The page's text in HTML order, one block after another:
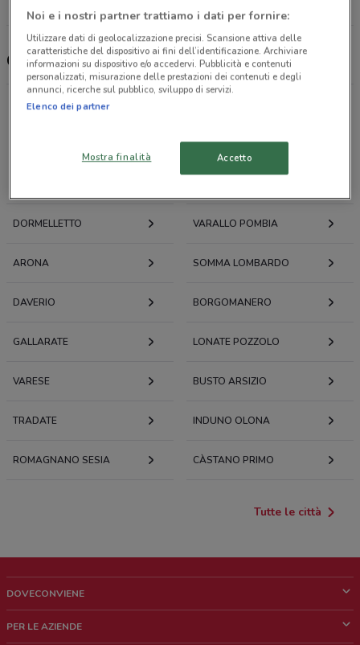
Caffè Borbone, offerte e negozi
SESTO CALENDE
CASTELLETTO SOPRA
DORMELLETTO VARALLO POMBIA
ARONA SOMMA LOMBARDO
DAVERIO BORGOMANERO
GALLARATE LONATE POZZOLO
VARESE BUSTO ARSIZIO
TRADATE INDUNO OLONA
ROMAGNANO SESIA CÀSTANO PRIMO
Tutte le città
DOVECONVIENE
PER LE AZIENDE
Noi e i nostri partner trattiamo i dati per fornire:
Utilizzare dati di geolocalizzazione precisi. Scansione attiva delle
caratteristiche del dispositivo ai fini dell’identificazione. Archiviare
informazioni su dispositivo e/o accedervi. Pubblicità e contenuti
personalizzati, misurazione delle prestazioni dei contenuti e degli
annunci, ricerche sul pubblico, sviluppo di servizi.
Elenco dei partner
Mostra finalità Accetto